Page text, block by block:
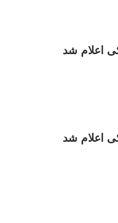
اعلام شد
اعلام شد